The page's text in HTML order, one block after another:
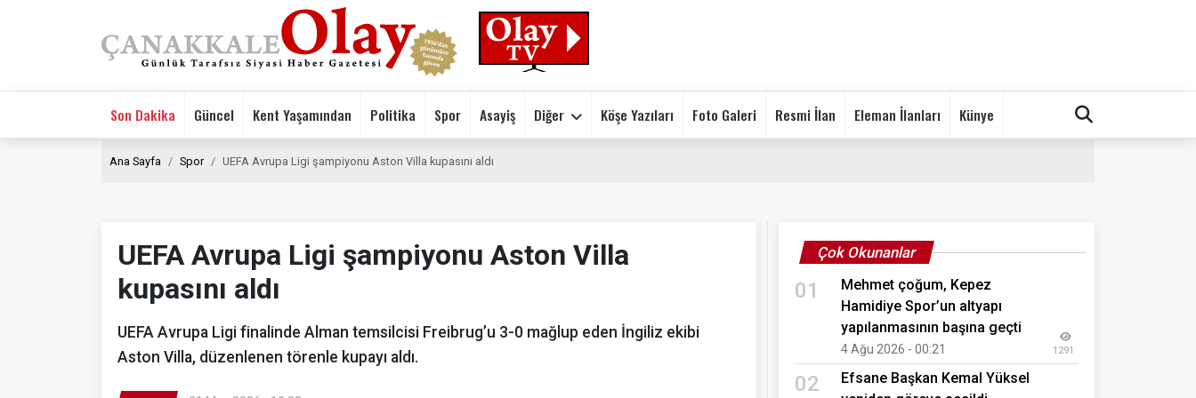
Son Dakika Güncel Kent Yaşamından Politika Spor Asayiş Diğer Köşe Yazıları Foto Galeri Resmi İlan Eleman İlanları Künye
Ana Sayfa Spor UEFA Avrupa Ligi şampiyonu Aston Villa kupasını aldı
UEFA Avrupa Ligi şampiyonu Aston Villa
kupasını aldı
UEFA Avrupa Ligi finalinde Alman temsilcisi Freibrug’u 3-0 mağlup eden İngiliz ekibi
Aston Villa, düzenlenen törenle kupayı aldı.
Çok Okunanlar
01
Mehmet çoğum, Kepez
Hamidiye Spor’un altyapı
yapılanmasının başına geçti
4 Ağu 2026 - 00:21 1291
02
Efsane Başkan Kemal Yüksel